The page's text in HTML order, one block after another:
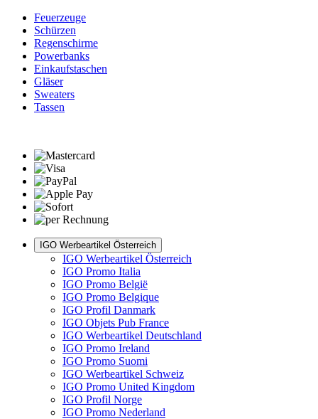
Feuerzeuge
Schürzen
Regenschirme
Powerbanks
Einkaufstaschen
Gläser
Sweaters
Tassen
IGO Werbeartikel Österreich
IGO Werbeartikel Österreich
IGO Promo Italia
IGO Promo België
IGO Promo Belgique
IGO Profil Danmark
IGO Objets Pub France
IGO Werbeartikel Deutschland
IGO Promo Ireland
IGO Promo Suomi
IGO Werbeartikel Schweiz
IGO Promo United Kingdom
IGO Profil Norge
IGO Promo Nederland